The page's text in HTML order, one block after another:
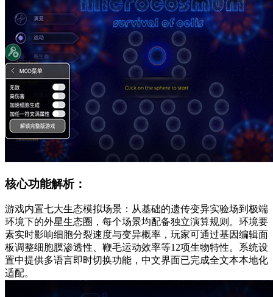
核心功能解析：
游戏内置七大生态模拟场景：从基础的遗传变异实验场到极端
环境下的外星生态圈，每个场景均配备独立演算规则。环境要
素实时影响细胞分裂速度与变异概率，玩家可通过基因编辑面
板调整细胞膜渗透性、鞭毛运动效率等12项生物特性。系统设
置中提供多语言即时切换功能，中文界面已完成全文本本地化
适配。